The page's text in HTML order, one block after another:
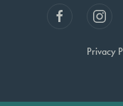
Privacy